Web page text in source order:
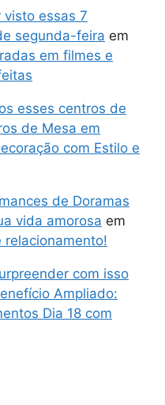
essas 7
segunda-feira em
em filmes e
esses centros de
de Mesa em
com Estilo e
de Doramas
vida amorosa em
relacionamento!
com isso
Ampliado:
Dia 18 com